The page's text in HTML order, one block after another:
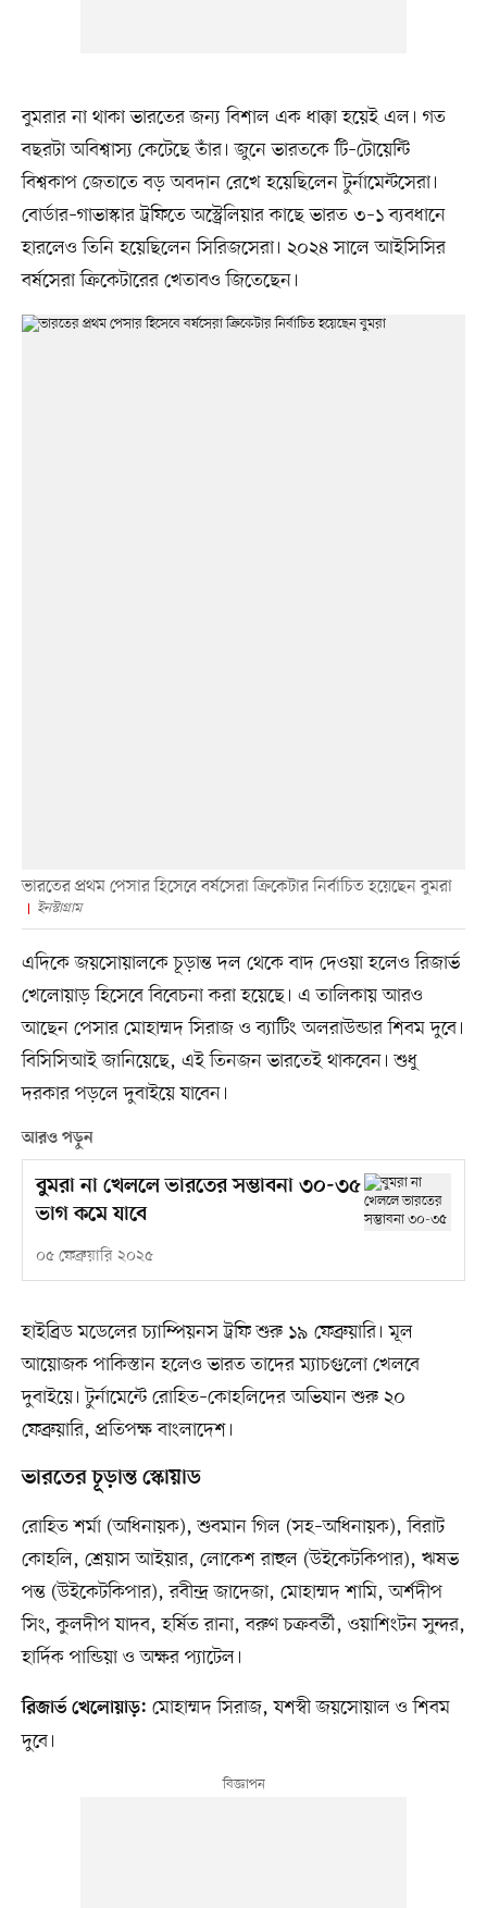
বুমরার না থাকা ভারতের জন্য বিশাল এক ধাক্কা হয়েই এল। গত
বছরটা অবিশ্বাস্য কেটেছে তাঁর। জুনে ভারতকে টি–টোয়েন্টি
বিশ্বকাপ জেতাতে বড় অবদান রেখে হয়েছিলেন টুর্নামেন্টসেরা।
বোর্ডার–গাভাস্কার ট্রফিতে অস্ট্রেলিয়ার কাছে ভারত ৩–১ ব্যবধানে
হারলেও তিনি হয়েছিলেন সিরিজসেরা। ২০২৪ সালে আইসিসির
বর্ষসেরা ক্রিকেটারের খেতাবও জিতেছেন।
ভারতের প্রথম পেসার হিসেবে বর্ষসেরা ক্রিকেটার নির্বাচিত হয়েছেন বুমরা
ইনস্টাগ্রাম
এদিকে জয়সোয়ালকে চূড়ান্ত দল থেকে বাদ দেওয়া হলেও রিজার্ভ
খেলোয়াড় হিসেবে বিবেচনা করা হয়েছে। এ তালিকায় আরও
আছেন পেসার মোহাম্মদ সিরাজ ও ব্যাটিং অলরাউন্ডার শিবম দুবে।
বিসিসিআই জানিয়েছে, এই তিনজন ভারতেই থাকবেন। শুধু
দরকার পড়লে দুবাইয়ে যাবেন।
আরও পড়ুন
বুমরা না খেললে ভারতের সম্ভাবনা ৩০-৩৫
ভাগ কমে যাবে
০৫ ফেব্রুয়ারি ২০২৫
হাইব্রিড মডেলের চ্যাম্পিয়নস ট্রফি শুরু ১৯ ফেব্রুয়ারি। মূল
আয়োজক পাকিস্তান হলেও ভারত তাদের ম্যাচগুলো খেলবে
দুবাইয়ে। টুর্নামেন্টে রোহিত–কোহলিদের অভিযান শুরু ২০
ফেব্রুয়ারি, প্রতিপক্ষ বাংলাদেশ।
ভারতের চূড়ান্ত স্কোয়াড
রোহিত শর্মা (অধিনায়ক), শুবমান গিল (সহ–অধিনায়ক), বিরাট
কোহলি, শ্রেয়াস আইয়ার, লোকেশ রাহুল (উইকেটকিপার), ঋষভ
পন্ত (উইকেটকিপার), রবীন্দ্র জাদেজা, মোহাম্মদ শামি, অর্শদীপ
সিং, কুলদীপ যাদব, হর্ষিত রানা, বরুণ চক্রবর্তী, ওয়াশিংটন সুন্দর,
হার্দিক পান্ডিয়া ও অক্ষর প্যাটেল।
রিজার্ভ খেলোয়াড়: মোহাম্মদ সিরাজ, যশস্বী জয়সোয়াল ও শিবম
দুবে।